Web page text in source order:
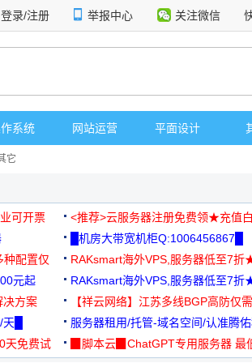
登录/注册 举报中心 关注微信
系统 网站运营 平面设计
它
可开票
<推荐>云服务器注册免费领★充值
█机房大带宽机柜Q:1006456867█
种配置仅
RAKsmart海外VPS,服务器低至7折
用★
元起
RAKsmart海外VPS,服务器低至7折
用★
决方案
【祥云网络】江苏多线BGP高防仅
█
服务器租用/托管-域名空间/认准腾
免费试
▉脚本云▉ChatGPT专用服务器 最